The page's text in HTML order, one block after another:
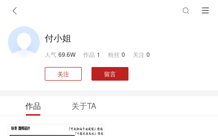
付小姐
人气 69.6W 作品 1 粉丝 0 关注 0
关注 留言
作品 关于TA